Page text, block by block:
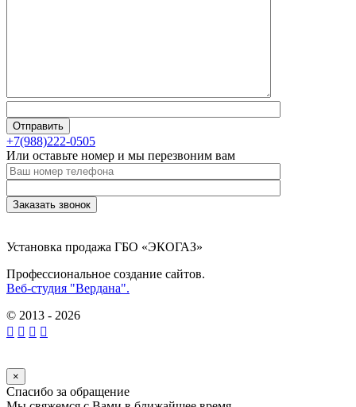
+7(988)222-0505
Или оставьте номер и мы перезвоним вам
Установка продажа ГБО «ЭКОГАЗ»
Профессиональное создание сайтов.
Веб-студия "Вердана".
© 2013 - 2026
×
Спасибо за обращение